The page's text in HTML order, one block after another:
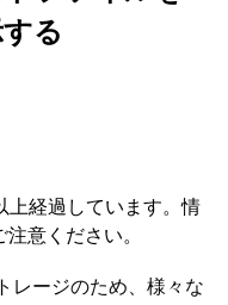
る
上経過しています。情
意ください。
レージのため、様々な